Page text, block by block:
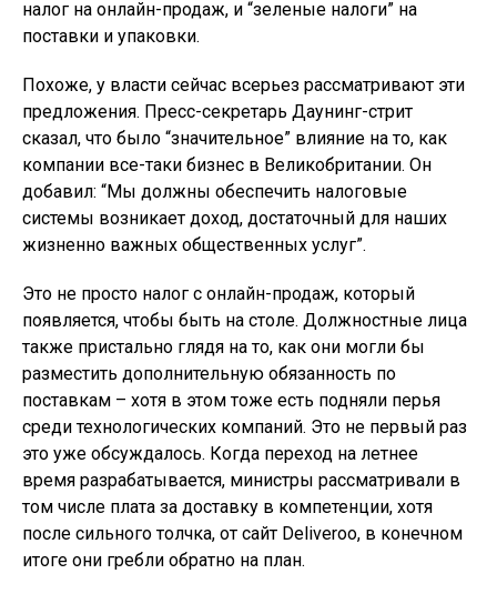
налог на онлайн-продаж, и “зеленые налоги” на
поставки и упаковки.
Похоже, у власти сейчас всерьез рассматривают эти
предложения. Пресс-секретарь Даунинг-стрит
сказал, что было “значительное” влияние на то, как
компании все-таки бизнес в Великобритании. Он
добавил: “Мы должны обеспечить налоговые
системы возникает доход, достаточный для наших
жизненно важных общественных услуг”.
Это не просто налог с онлайн-продаж, который
появляется, чтобы быть на столе. Должностные лица
также пристально глядя на то, как они могли бы
разместить дополнительную обязанность по
поставкам – хотя в этом тоже есть подняли перья
среди технологических компаний. Это не первый раз
это уже обсуждалось. Когда переход на летнее
время разрабатывается, министры рассматривали в
том числе плата за доставку в компетенции, хотя
после сильного толчка, от сайт Deliveroo, в конечном
итоге они гребли обратно на план.